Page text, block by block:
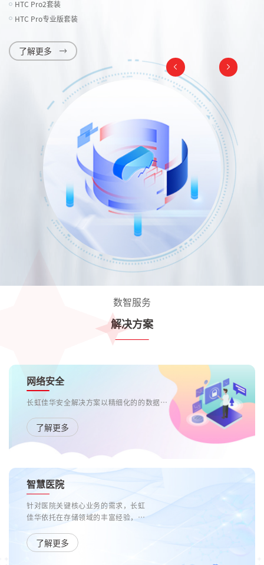
HTC Pro2套装
HTC Pro专业版套装
了解更多
数智服务
解决方案
网络安全
长虹佳华安全解决方案以精细化的的数据安全保护，保障商业机密信息的安全交换；以精准主动的威胁防御，保障企业业务运营的连续性；以防IT特权滥用，从内部瓦解潜在威胁，避免滥用权限造成信息泄密；以通过安全策略分发和安全态势分析的安全管理，精细化的安全审计，让违规行为无处藏身，通过合规遵从性检查避免企业遭受外部法律风险，满足行业要求。
了解更多
智慧医院
针对医院关键核心业务的需求，长虹
佳华依托在存储领域的丰富经验，联
商推出各类契合用户实际需求的整体
解决方案，在提供高性能存储的基础
了解更多